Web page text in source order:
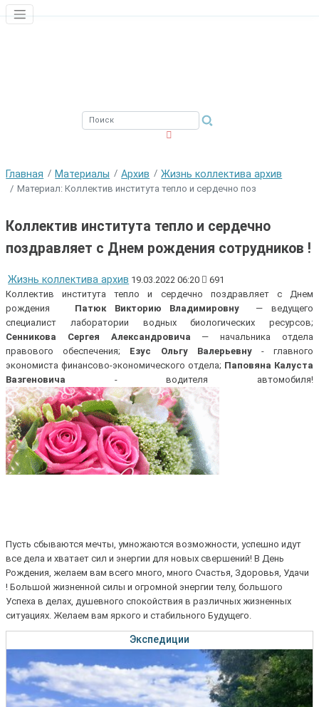
Главная Материалы Архив Жизнь коллектива архив
Материал: Коллектив института тепло и сердечно поз
Коллектив института тепло и сердечно
поздравляет с Днем рождения сотрудников !
Жизнь коллектива архив 19.03.2022 06:20
691
Коллектив института тепло и сердечно поздравляет с Днем
рождения Патюк Викторию Владимировну — ведущего
специалист лаборатории водных биологических ресурсов;
Сенникова Сергея Александровича — начальника отдела
правового обеспечения; Езус Ольгу Валерьевну- главного
экономиста финансово-экономического отдела; Паповяна Калуста
Вазгеновича - водителя автомобиля!
Пусть сбываются мечты, умножаются возможности, успешно идут
все дела и хватает сил и энергии для новых свершений! В День
Рождения, желаем вам всего много, много Счастья, Здоровья, Удачи
! Большой жизненной силы и огромной энергии телу, большого
Успеха в делах, душевного спокойствия в различных жизненных
ситуациях. Желаем вам яркого и стабильного Будущего.
Экспедиции